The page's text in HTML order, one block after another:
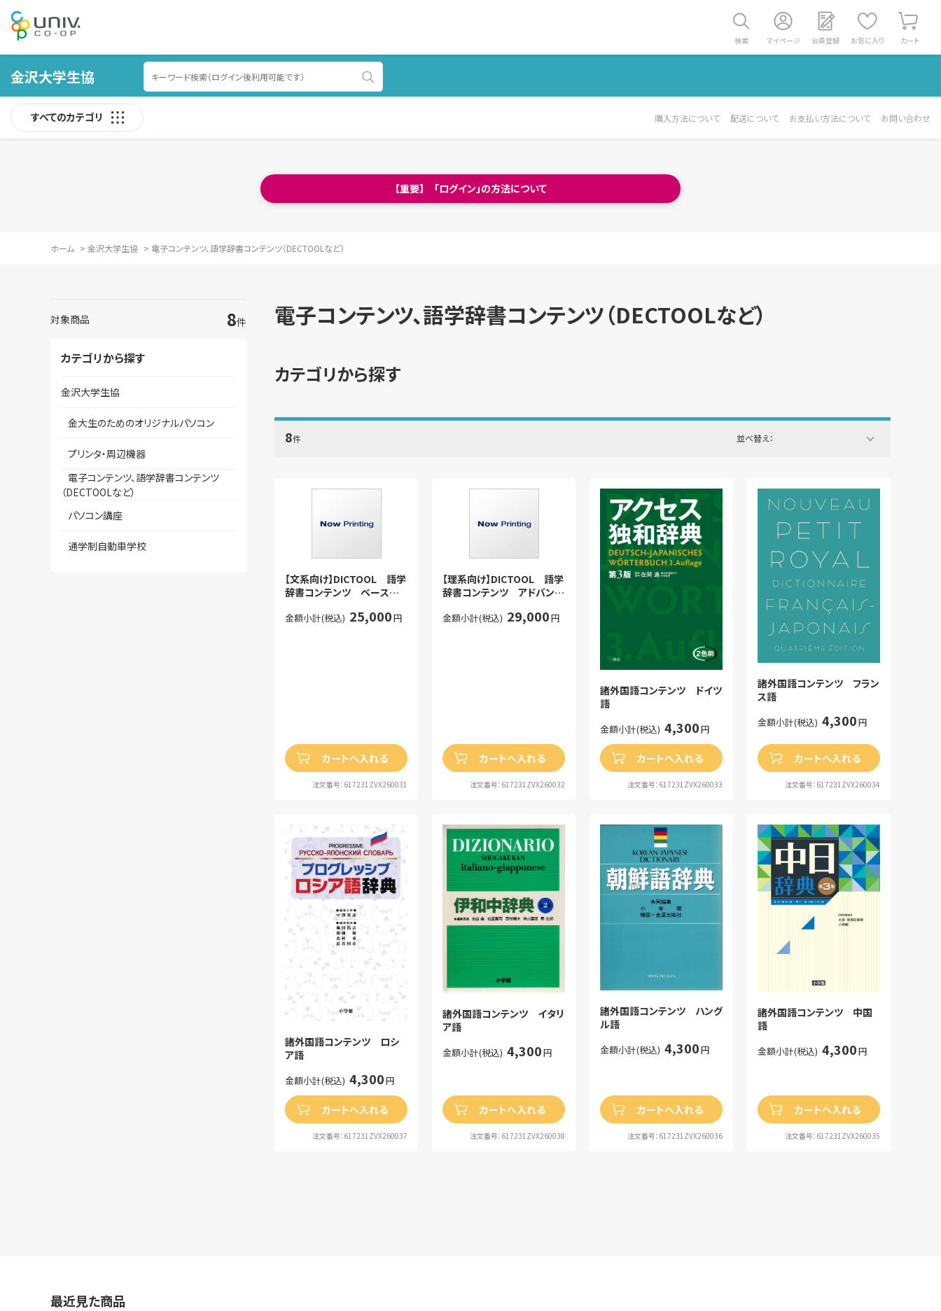
検索 マイページ 会員登録 お気に入り カート
金沢大学生協
すべてのカテゴリ 購入方法について 配送について お支払い方法について お問い合わせ
【重要】 「ログイン」の方法について
ホーム > 金沢大学生協 > 電子コンテンツ、語学辞書コンテンツ（DECTOOLなど）
対象商品 8件
カテゴリから探す
金沢大学生協
金大生のためのオリジナルパソコン
プリンタ・周辺機器
電子コンテンツ、語学辞書コンテンツ
（DECTOOLなど）
パソコン講座
通学制自動車学校
電子コンテンツ、語学辞書コンテンツ（DECTOOLなど）
カテゴリから探す
8件 並べ替え：
【文系向け】DICTOOL 語学
辞書コンテンツ ベースセッ
金額小計(税込) 25,000円
カートへ入れる
注文番号：617231ZVX260031
【理系向け】DICTOOL 語学
辞書コンテンツ アドバンス
金額小計(税込) 29,000円
カートへ入れる
注文番号：617231ZVX260032
諸外国語コンテンツ ドイツ
語
金額小計(税込) 4,300円
カートへ入れる
注文番号：617231ZVX260033
諸外国語コンテンツ フラン
ス語
金額小計(税込) 4,300円
カートへ入れる
注文番号：617231ZVX260034
諸外国語コンテンツ ロシ
ア語
金額小計(税込) 4,300円
カートへ入れる
注文番号：617231ZVX260037
諸外国語コンテンツ イタリ
ア語
金額小計(税込) 4,300円
カートへ入れる
注文番号：617231ZVX260038
諸外国語コンテンツ ハング
ル語
金額小計(税込) 4,300円
カートへ入れる
注文番号：617231ZVX260036
諸外国語コンテンツ 中国
語
金額小計(税込) 4,300円
カートへ入れる
注文番号：617231ZVX260035
最近見た商品